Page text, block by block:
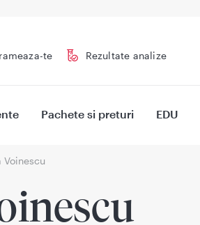
te Rezultate analize
Pachete si preturi EDU
Voinescu